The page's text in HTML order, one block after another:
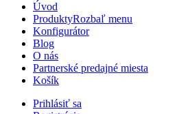
Úvod
ProduktyRozbaľ menu
Konfigurátor
Blog
O nás
Partnerské predajné miesta
Košík
Prihlásiť sa